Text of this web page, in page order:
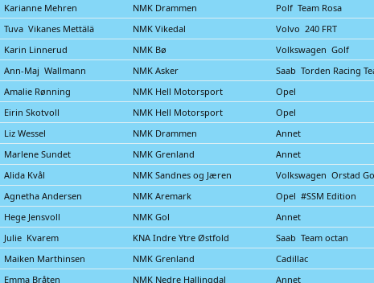
Karianne Mehren NMK Drammen
Polf Team Rosa
Tuva Vikanes Mettälä NMK Vikedal
Volvo 240 FRT
Karin Linnerud NMK Bø
Volkswagen Golf
Ann-Maj Wallmann NMK Asker
Saab Torden Racing
Amalie Rønning NMK Hell Motorsport
Opel
Eirin Skotvoll NMK Hell Motorsport
Opel
Liz Wessel NMK Drammen
Annet
Marlene Sundet NMK Grenland
Annet
Alida Kvål NMK Sandnes og Jæren
Volkswagen Orstad
Agnetha Andersen NMK Aremark
Opel #SSM Edition
Hege Jensvoll NMK Gol
Annet
Julie Kvarem KNA Indre Ytre Østfold
Saab Team octan
Maiken Marthinsen NMK Grenland
Cadillac
Emma Bråten NMK Nedre Hallingdal Annet